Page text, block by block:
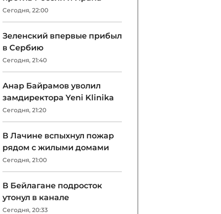
Сегодня, 22:00
Зеленский впервые прибыл
в Сербию
Сегодня, 21:40
Анар Байрамов уволил
замдиректора Yeni Klinika
Сегодня, 21:20
В Лачине вспыхнул пожар
рядом с жилыми домами
Сегодня, 21:00
В Бейлагане подросток
утонул в канале
Сегодня, 20:33